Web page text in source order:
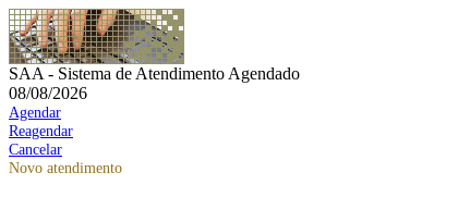
SAA - Sistema de Atendimento Agendado
08/08/2026
Agendar
Reagendar
Cancelar
Novo atendimento